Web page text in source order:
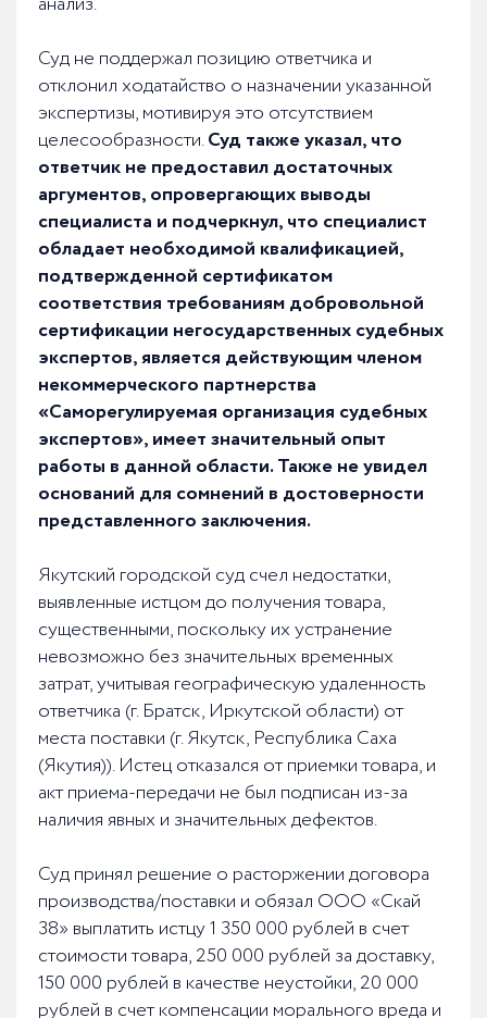
Суд не поддержал позицию ответчика и
отклонил ходатайство о назначении указанной
экспертизы, мотивируя это отсутствием
целесообразности.Суд также указал, что
ответчик не предоставил достаточных
аргументов, опровергающих выводы
специалиста и подчеркнул, что специалист
обладает необходимой квалификацией,
подтвержденной сертификатом
соответствия требованиям добровольной
сертификации негосударственных судебных
экспертов, является действующим членом
некоммерческого партнерства
«Саморегулируемая организация судебных
экспертов», имеет значительный опыт
работы в данной области. Также не увидел
оснований для сомнений в достоверности
представленного заключения.
Якутский городской суд счел недостатки,
выявленные истцом до получения товара,
существенными, поскольку их устранение
невозможно без значительных временных
затрат, учитывая географическую удаленность
ответчика (г. Братск, Иркутской области) от
места поставки (г. Якутск, Республика Саха
(Якутия)). Истец отказался от приемки товара, и
акт приема-передачи не был подписан из-за
наличия явных и значительных дефектов.
Суд принял решение о расторжении договора
производства/поставки и обязал ООО «Скай
38» выплатить истцу 1 350 000 рублей в счет
стоимости товара, 250 000 рублей за доставку,
150 000 рублей в качестве неустойки, 20 000
рублей в счет компенсации морального вреда и